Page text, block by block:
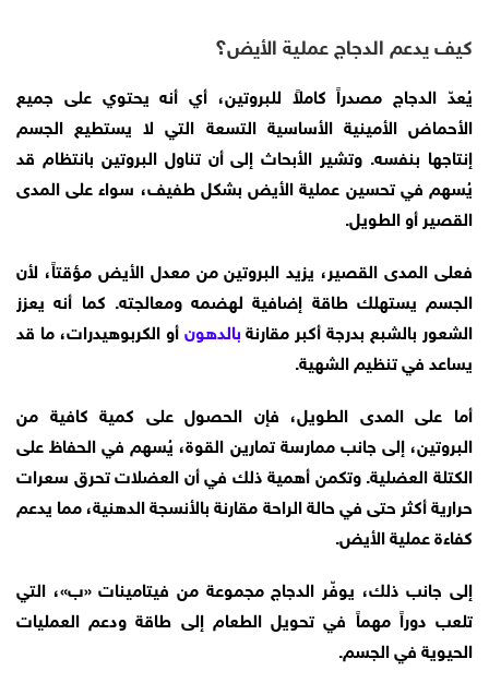
كيف يدعم الدجاج عملية الأيض؟
يُعدّ الدجاج مصدراً كاملاً للبروتين، أي أنه يحتوي على جميع
الأحماض الأمينية الأساسية التسعة التي لا يستطيع الجسم
إنتاجها بنفسه. وتشير الأبحاث إلى أن تناول البروتين بانتظام قد
يُسهم في تحسين عملية الأيض بشكل طفيف، سواء على المدى
القصير أو الطويل.
فعلى المدى القصير، يزيد البروتين من معدل الأيض مؤقتاً، لأن
الجسم يستهلك طاقة إضافية لهضمه ومعالجته. كما أنه يعزز
الشعور بالشبع بدرجة أكبر مقارنةبالدهونأو الكربوهيدرات، ما قد
يساعد في تنظيم الشهية.
أما على المدى الطويل، فإن الحصول على كمية كافية من
البروتين، إلى جانب ممارسة تمارين القوة، يُسهم في الحفاظ على
الكتلة العضلية. وتكمن أهمية ذلك في أن العضلات تحرق سعرات
حرارية أكثر حتى في حالة الراحة مقارنة بالأنسجة الدهنية، مما يدعم
كفاءة عملية الأيض.
إلى جانب ذلك، يوفّر الدجاج مجموعة من فيتامينات «ب»، التي
تلعب دوراً مهماً في تحويل الطعام إلى طاقة ودعم العمليات
الحيوية في الجسم.